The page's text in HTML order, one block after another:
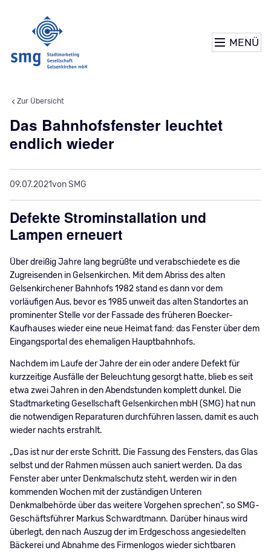
MENÜ
Das Bahnhofsfenster leuchtet
endlich wieder
09.07.2021von SMG
Defekte Strominstallation und
Lampen erneuert
Über dreißig Jahre lang begrüßte und verabschiedete es die
Zugreisenden in Gelsenkirchen. Mit dem Abriss des alten
Gelsenkirchener Bahnhofs 1982 stand es dann vor dem
vorläufigen Aus, bevor es 1985 unweit das alten Standortes an
prominenter Stelle vor der Fassade des früheren Boecker-
Kaufhauses wieder eine neue Heimat fand: das Fenster über dem
Eingangsportal des ehemaligen Hauptbahnhofs.
Nachdem im Laufe der Jahre der ein oder andere Defekt für
kurzzeitige Ausfälle der Beleuchtung gesorgt hatte, blieb es seit
etwa zwei Jahren in den Abendstunden komplett dunkel. Die
Stadtmarketing Gesellschaft Gelsenkirchen mbH (SMG) hat nun
die notwendigen Reparaturen durchführen lassen, damit es auch
wieder nachts erstrahlt.
„Das ist nur der erste Schritt. Die Fassung des Fensters, das Glas
selbst und der Rahmen müssen auch saniert werden. Da das
Fenster aber unter Denkmalschutz steht, werden wir in den
kommenden Wochen mit der zuständigen Unteren
Denkmalbehörde über das weitere Vorgehen sprechen“, so SMG-
Geschäftsführer Markus Schwardtmann. Darüber hinaus wird
überlegt, den nach Auszug der im Erdgeschoss angesiedelten
Bäckerei und Abnahme des Firmenlogos wieder sichtbaren
Zur Übersicht